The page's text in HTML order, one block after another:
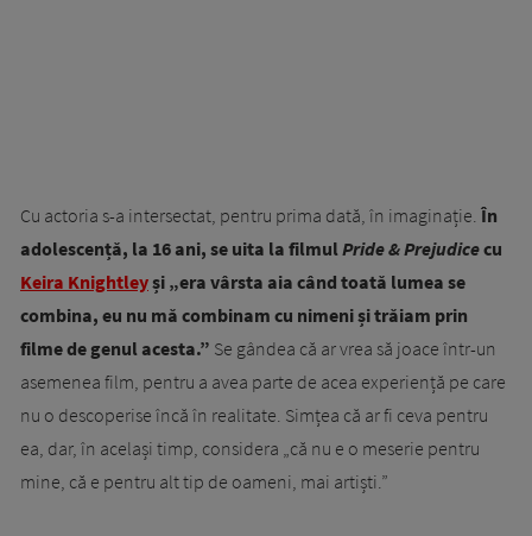
Cu actoria s-a intersectat, pentru prima dată, în imaginație. În
adolescență, la 16 ani, se uita la filmul Pride & Prejudicecu
Keira Knightleyși „era vârsta aia când toată lumea se
combina, eu nu mă combinam cu nimeni și trăiam prin
filme de genul acesta.” Se gândea că ar vrea să joace într-un
asemenea film, pentru a avea parte de acea experiență pe care
nu o descoperise încă în realitate. Simțea că ar fi ceva pentru
ea, dar, în același timp, considera „că nu e o meserie pentru
mine, că e pentru alt tip de oameni, mai artiști.”